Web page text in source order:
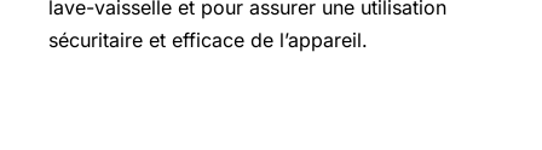
lave-vaisselle et pour assurer une utilisation
sécuritaire et efficace de l’appareil.